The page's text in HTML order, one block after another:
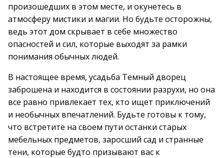
произошедших в этом месте, и окунетесь в
атмосферу мистики и магии. Но будьте осторожны,
ведь этот дом скрывает в себе множество
опасностей и сил, которые выходят за рамки
понимания обычных людей.
В настоящее время, усадьба Темный дворец
заброшена и находится в состоянии разрухи, но она
все равно привлекает тех, кто ищет приключений
и необычных впечатлений. Будьте готовы к тому,
что встретите на своем пути останки старых
мебельных предметов, заросший сад и странные
тени, которые будто призывают вас к